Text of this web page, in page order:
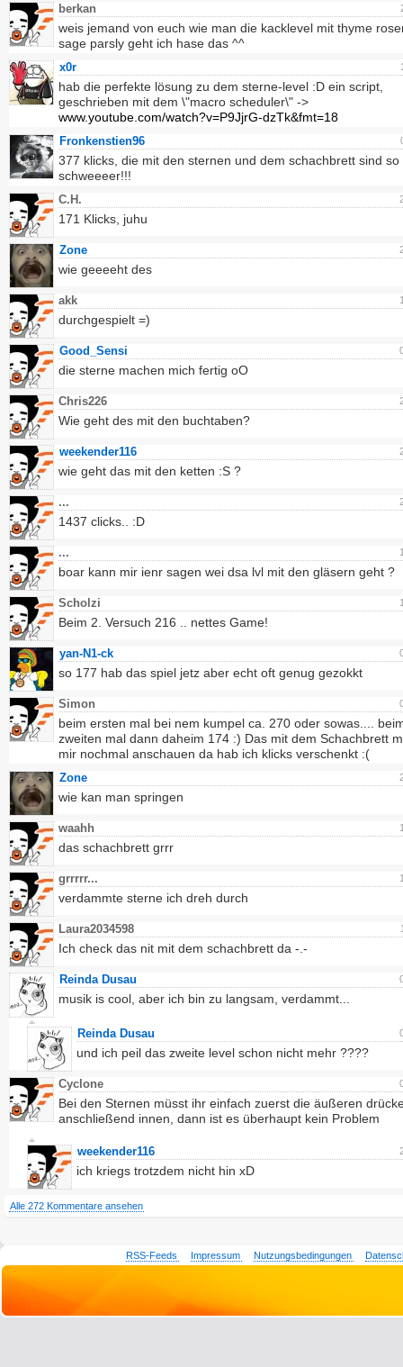
berkan
weis jemand von euch wie man die kacklevel mit thyme
sage parsly geht ich hase das ^^
x0r
hab die perfekte lösung zu dem sterne-level :D ein script,
geschrieben mit dem \"macro scheduler\" ->
www.youtube.com/watch?v=P9JjrG-dzTk&fmt=18
Fronkenstien96
377 klicks, die mit den sternen und dem schachbrett sind so
schweeeer!!!
C.H.
171 Klicks, juhu
Zone
wie geeeeht des
akk
durchgespielt =)
Good_Sensi
die sterne machen mich fertig oO
Chris226
Wie geht des mit den buchtaben?
weekender116
wie geht das mit den ketten :S ?
...
1437 clicks.. :D
...
boar kann mir ienr sagen wei dsa lvl mit den gläsern geht ?
Scholzi
Beim 2. Versuch 216 .. nettes Game!
yan-N1-ck
so 177 hab das spiel jetz aber echt oft genug gezokkt
Simon
beim ersten mal bei nem kumpel ca. 270 oder sowas....
zweiten mal dann daheim 174 :) Das mit dem Schachbrett
mir nochmal anschauen da hab ich klicks verschenkt :(
Zone
wie kan man springen
waahh
das schachbrett grrr
grrrrr...
verdammte sterne ich dreh durch
Laura2034598
Ich check das nit mit dem schachbrett da -.-
Reinda Dusau
musik is cool, aber ich bin zu langsam, verdammt...
Reinda Dusau
und ich peil das zweite level schon nicht mehr ????
Cyclone
Bei den Sternen müsst ihr einfach zuerst die äußeren
anschließend innen, dann ist es überhaupt kein Problem
weekender116
ich kriegs trotzdem nicht hin xD
Alle 272 Kommentare ansehen
RSS-Feeds Impressum Nutzungsbedingungen